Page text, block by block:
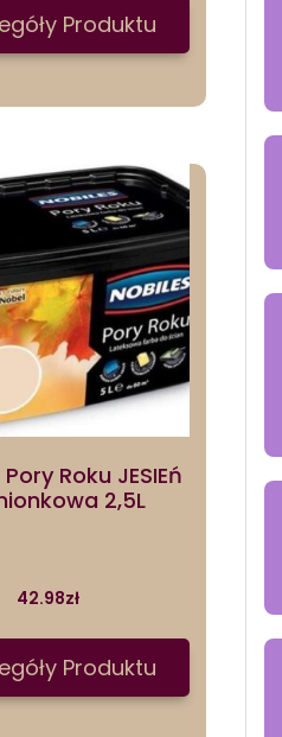
Produktu
Roku JESIEń
2,5L
42.98zł
Produktu